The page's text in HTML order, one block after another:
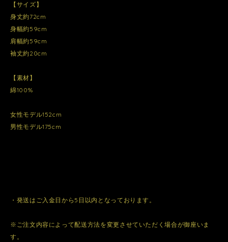
【サイズ】
身丈約72cm
身幅約59cm
肩幅約59cm
袖丈約20cm
【素材】
綿100%
女性モデル152cm
男性モデル175cm
・発送はご入金日から5日以内となっております。
※ご注文内容によって配送方法を変更させていただく場合が御座いま
す。